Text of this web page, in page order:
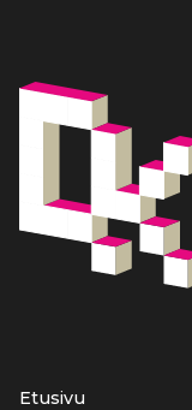
Etusivu